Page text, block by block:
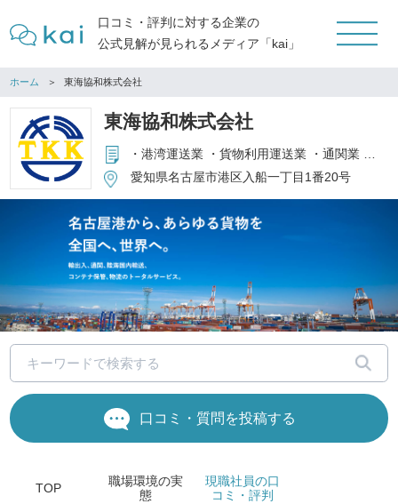
口コミ・評判に対する企業の
公式見解が見られるメディア「kai」
ホーム 東海協和株式会社
東海協和株式会社
・港湾運送業 ・貨物利用運送業 ・通関業 ・倉庫業 ・貨物自動車運送業 ・海運・商社代理業 ・梱包業 ・港湾労働者派遣事業 ・その他関連事業
愛知県名古屋市港区入船一丁目1番20号
口コミ・質問を投稿する
TOP
職場環境の実
態
現職社員の口
コミ・評判